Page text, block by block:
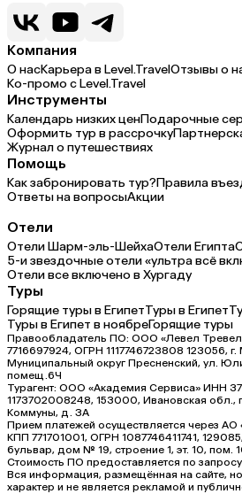
Компания
О насКарьера в Level.TravelОтзывы о
Ко-промо с Level.Travel
Инструменты
Календарь низких ценПодарочные
Оформить тур в рассрочку
Журнал о путешествиях
Помощь
Как забронировать тур?Правила
Ответы на вопросыАкции
Отели
Отели Шарм-эль-ШейхаОтели Египта
5-и звездочные отели «ультра всё
Отели все включено в Хургаду
Туры
Горящие туры в ЕгипетТуры в Египет
Туры в Египет в ноябреГорящие туры
Правообладатель ПО: ООО «Левел
7716697924, ОГРН 1117746723808 123056, г.
Муниципальный округ Пресненский, ул.
помещ.6Ч
Турагент: ООО «Академия Сервиса» ИНН
1173702008248, 153000, Ивановская обл.,
Коммуны, д. ЗА
Прием платежей осуществляется через
КПП 771701001, ОГРН 1087746411741,
бульвар, дом № 19, строение 1, эт. 10, пом.
Стоимость ПО предоставляется по запросу
Вся информация, размещённая на сайте,
характер и не является рекламой и